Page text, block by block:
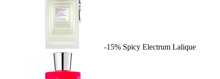
-15% Spicy Electrum Lalique